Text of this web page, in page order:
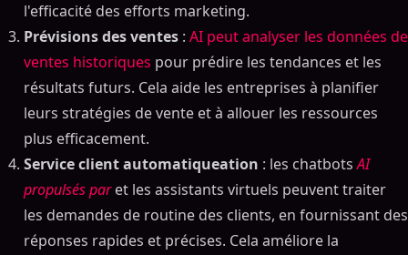
l'efficacité des efforts marketing.
Prévisions des ventes : AI peut analyser les données de
ventes historiques pour prédire les tendances et les
résultats futurs. Cela aide les entreprises à planifier
leurs stratégies de vente et à allouer les ressources
plus efficacement.
Service client automatiqueation : les chatbotsAI
propulsés paret les assistants virtuels peuvent traiter
les demandes de routine des clients, en fournissant des
réponses rapides et précises. Cela améliore la